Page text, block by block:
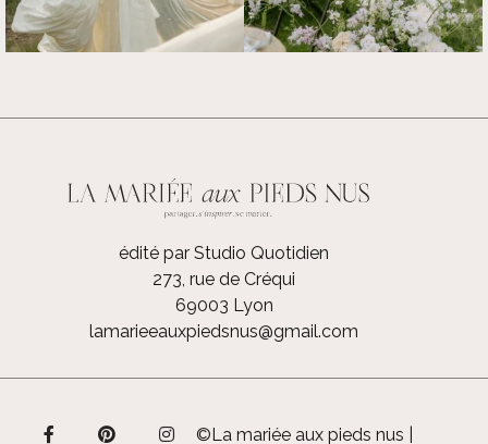
édité par Studio Quotidien
273, rue de Créqui
69003 Lyon
lamarieeauxpiedsnus@gmail.com
©La mariée aux pieds nus |